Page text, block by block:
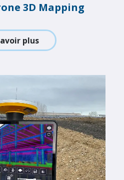
3D Mapping
plus